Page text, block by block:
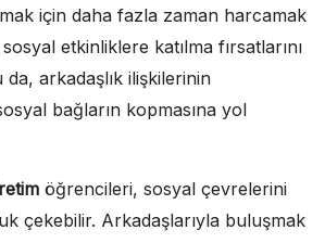
için daha fazla zaman harcamak
etkinliklere katılma fırsatlarını
arkadaşlık ilişkilerinin
bağların kopmasına yol
öğrencileri, sosyal çevrelerini
çekebilir. Arkadaşlarıyla buluşmak